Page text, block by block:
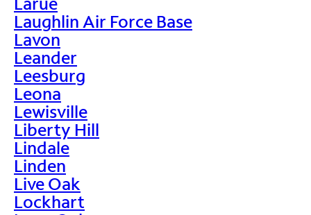
Laughlin Air Force Base
Lavon
Leander
Leesburg
Leona
Lewisville
Liberty Hill
Lindale
Linden
Live Oak
Lockhart